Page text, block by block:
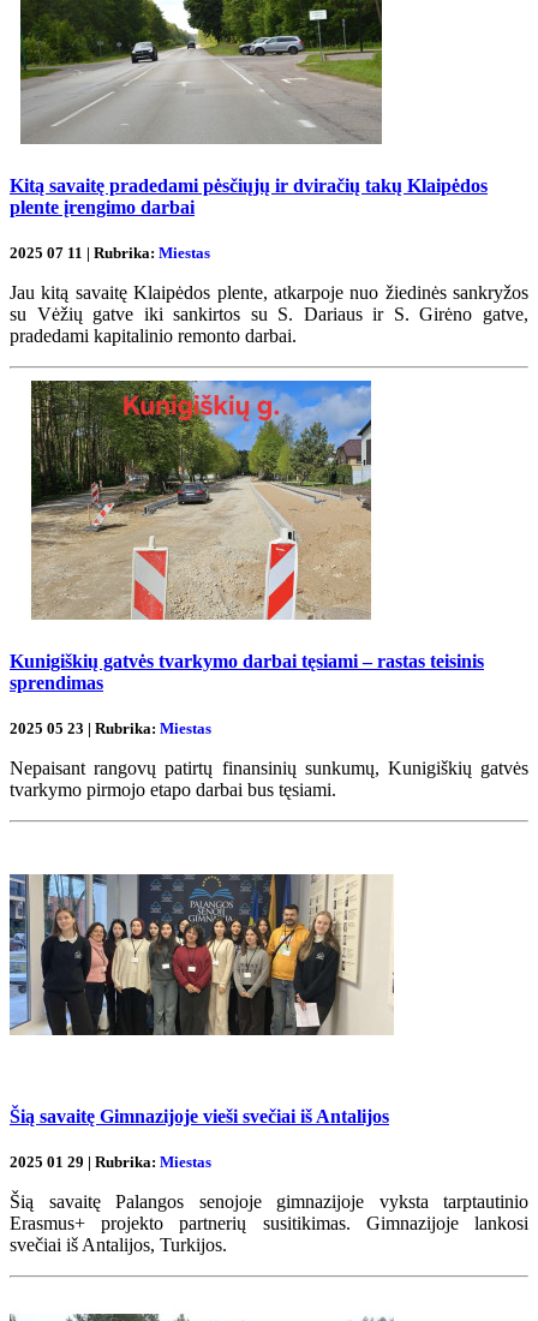
Kitą savaitę pradedami pėsčiųjų ir dviračių takų Klaipėdos
plente įrengimo darbai
2025 07 11 | Rubrika: Miestas
Jau kitą savaitę Klaipėdos plente, atkarpoje nuo žiedinės sankryžos
su Vėžių gatve iki sankirtos su S. Dariaus ir S. Girėno gatve,
pradedami kapitalinio remonto darbai.
Kunigiškių gatvės tvarkymo darbai tęsiami – rastas teisinis
sprendimas
2025 05 23 | Rubrika: Miestas
Nepaisant rangovų patirtų finansinių sunkumų, Kunigiškių gatvės
tvarkymo pirmojo etapo darbai bus tęsiami.
Šią savaitę Gimnazijoje vieši svečiai iš Antalijos
2025 01 29 | Rubrika: Miestas
Šią savaitę Palangos senojoje gimnazijoje vyksta tarptautinio
Erasmus+ projekto partnerių susitikimas. Gimnazijoje lankosi
svečiai iš Antalijos, Turkijos.